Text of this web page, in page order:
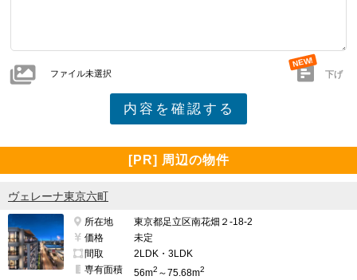
ファイル未選択 下げ
[PR] 周辺の物件
ヴェレーナ東京六町
所在地
東京都足立区南花畑２-18-2
価格
未定
間取
2LDK・3LDK
専有面積
56m2 ～75.68m2